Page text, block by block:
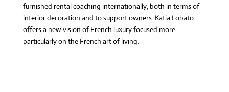
furnished rental coaching internationally, both in terms of
interior decoration and to support owners. Katia Lobato
offers a new vision of French luxury focused more
particularly on the French art of living.